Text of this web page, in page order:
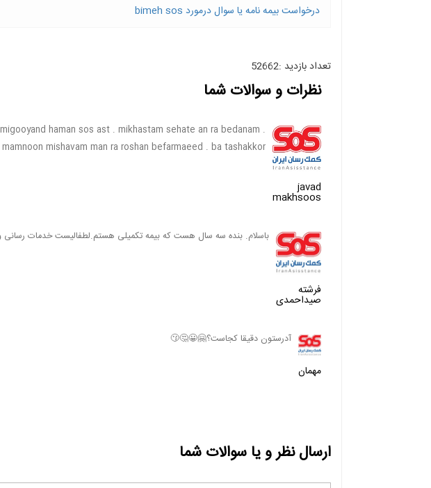
درخواست بیمه نامه یا سوال درمورد bimeh sos
تعداد بازدید :52662
نظرات و سوالات شما
javad
makhsoos
haman sos ast . mikhastam sehate an ra bedanam .
mamnoon mishavam man ra roshan befarmaeed . ba tashakkor
فرشته
صیداحمدی
باسلام. بنده سه سال هست که بیمه تکمیلی هستم.لطفالیست خدمات رسانی
مهمان
آدرستون دقیقا کجاست؟🤗😀🤔😗
ارسال نظر و یا سوالات شما